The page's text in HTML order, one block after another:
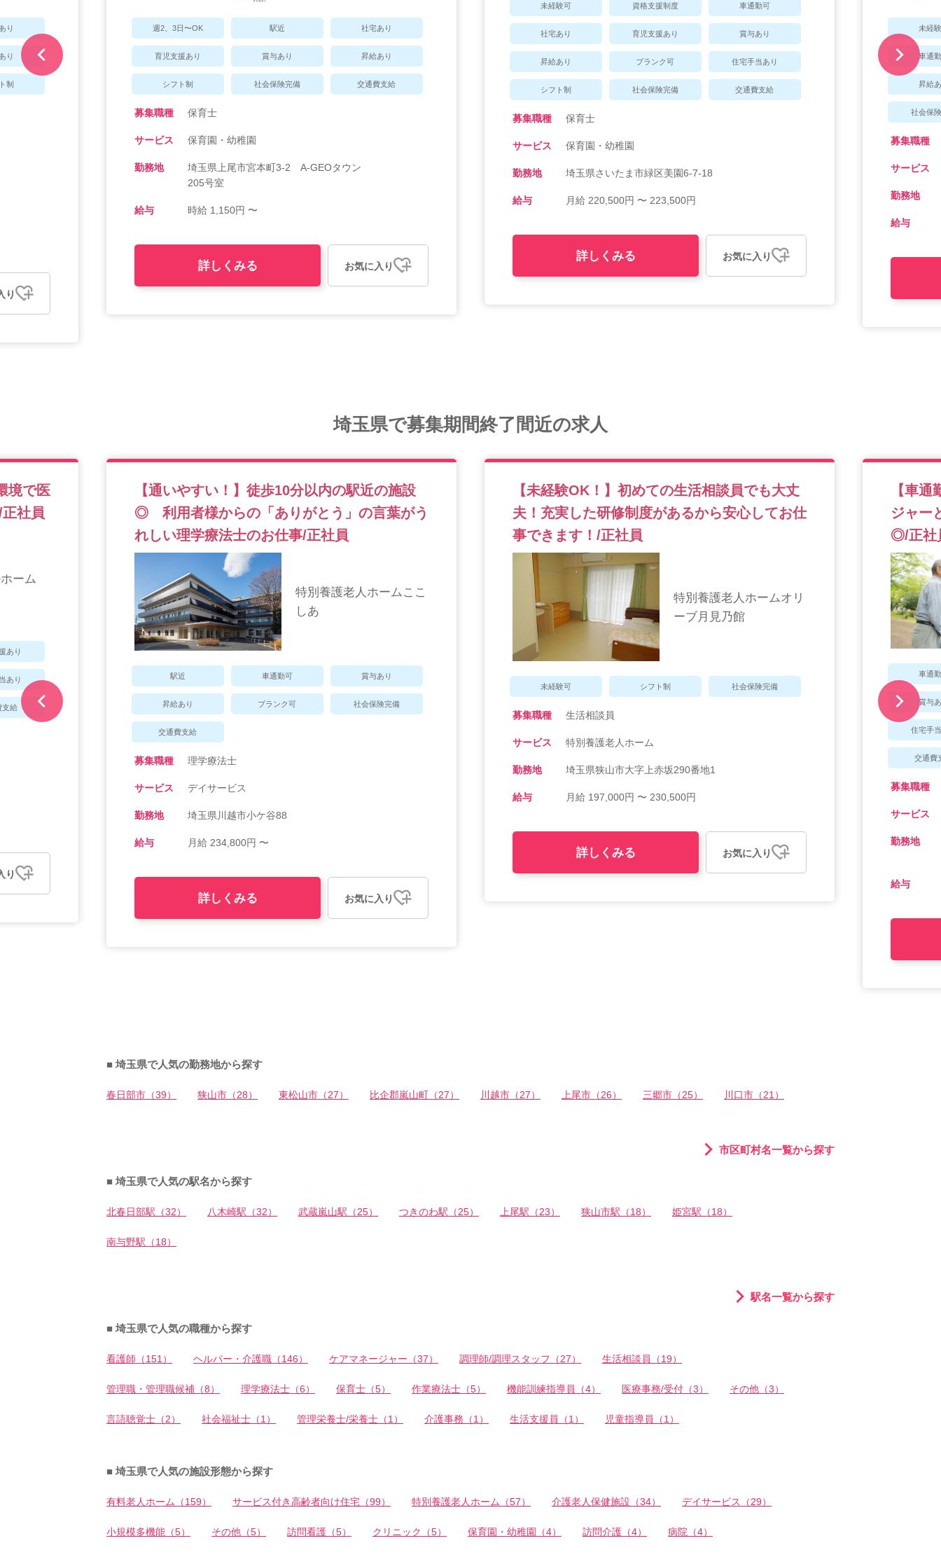
り
り
制
り
週2、3日〜OK 駅近 社宅あり
育児支援あり 賞与あり 昇給あり
シフト制 社会保険完備 交通費支給
募集職種 保育士
サービス 保育園・幼稚園
勤務地
埼玉県上尾市宮本町3-2 A-GEOタウン
205号室
給与 時給 1,150円 〜
詳しくみる お気に入り
未経験可 資格支援制度 車通勤可
社宅あり 育児支援あり 賞与あり
昇給あり ブランク可 住宅手当あり
シフト制 社会保険完備 交通費支給
募集職種 保育士
サービス 保育園・幼稚園
勤務地 埼玉県さいたま市緑区美園6-7-18
給与 月給 220,500円 〜 223,500円
詳しくみる お気に入り
未経
車通
昇給
社会保
募集職種
サービス
勤務地
給与
埼玉県で募集期間終了間近の求人
境で医
社員
ーム
あり
あり
支給
り
【通いやすい！】徒歩10分以内の駅近の施設
◎ 利用者様からの「ありがとう」の言葉がう
れしい理学療法士のお仕事/正社員
特別養護老人ホームここ
しあ
駅近 車通勤可 賞与あり
昇給あり ブランク可 社会保険完備
交通費支給
募集職種 理学療法士
サービス デイサービス
勤務地 埼玉県川越市小ケ谷88
給与 月給 234,800円 〜
詳しくみる お気に入り
【未経験OK！】初めての生活相談員でも大丈
夫！充実した研修制度があるから安心してお仕
事できます！/正社員
特別養護老人ホームオリ
ーブ月見乃館
未経験可 シフト制 社会保険完備
募集職種 生活相談員
サービス 特別養護老人ホーム
勤務地 埼玉県狭山市大字上赤坂290番地1
給与 月給 197,000円 〜 230,500円
詳しくみる お気に入り
【車
ジャー
◎/正社
車通
賞与
住宅手
交通費
募集職種
サービス
勤務地
給与
■ 埼玉県で人気の勤務地から探す
春日部市（39） 狭山市（28） 東松山市（27） 比企郡嵐山町（27） 川越市（27） 上尾市（26） 三郷市（25） 川口市（21）
市区町村名一覧から探す
■ 埼玉県で人気の駅名から探す
北春日部駅（32） 八木崎駅（32） 武蔵嵐山駅（25） つきのわ駅（25） 上尾駅（23） 狭山市駅（18） 姫宮駅（18）
南与野駅（18）
駅名一覧から探す
■ 埼玉県で人気の職種から探す
看護師（151） ヘルパー・介護職（146） ケアマネージャー（37） 調理師/調理スタッフ（27） 生活相談員（19）
管理職・管理職候補（8） 理学療法士（6） 保育士（5） 作業療法士（5） 機能訓練指導員（4） 医療事務/受付（3） その他（3）
言語聴覚士（2） 社会福祉士（1） 管理栄養士/栄養士（1） 介護事務（1） 生活支援員（1） 児童指導員（1）
■ 埼玉県で人気の施設形態から探す
有料老人ホーム（159） サービス付き高齢者向け住宅（99） 特別養護老人ホーム（57） 介護老人保健施設（34） デイサービス（29）
小規模多機能（5） その他（5） 訪問看護（5） クリニック（5） 保育園・幼稚園（4） 訪問介護（4） 病院（4）